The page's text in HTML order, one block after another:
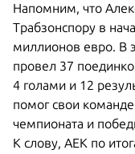
Напомним, что
Трабзонспору в
миллионов евро. В
провел 37
4 голами и 12
помог свои
чемпионата и
К слову, АЕК по